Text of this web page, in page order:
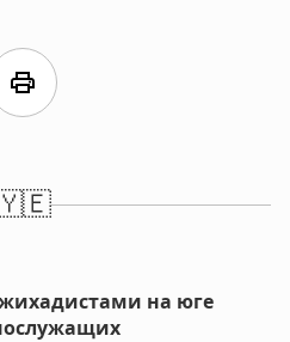
print
на юге